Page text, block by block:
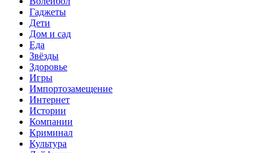
Гаджеты
Дети
Дом и сад
Еда
Звёзды
Здоровье
Игры
Импортозамещение
Интернет
Истории
Компании
Криминал
Культура